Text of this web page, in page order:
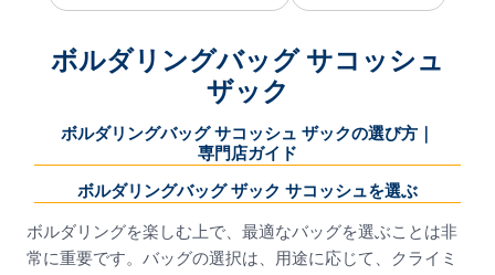
ボルダリングバッグ サコッシュ
ザック
ボルダリングバッグ サコッシュ ザックの選び方｜
専門店ガイド
ボルダリングバッグ ザック サコッシュを選ぶ
ボルダリングを楽しむ上で、最適なバッグを選ぶことは非
常に重要です。バッグの選択は、用途に応じて、クライミ